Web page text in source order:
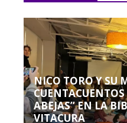
NICO TORO Y SU
ABEJAS” EN LA
VITACURA